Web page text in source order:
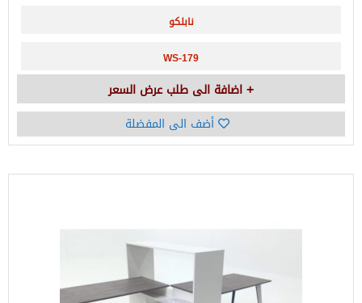
نابلكو
WS-179
اضافة الى طلب عرض السعر
أضف الى المفضلة